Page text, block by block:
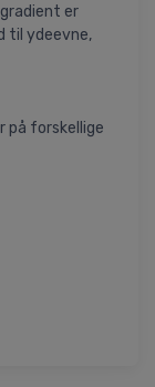
er
til ydeevne,
på forskellige